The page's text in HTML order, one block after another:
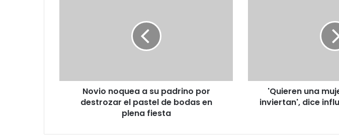
pastel
Novio noquea a su padrino por
destrozar el pastel de bodas en
plena fiesta
influencer
hombres
'Quieren una
inviertan', dice